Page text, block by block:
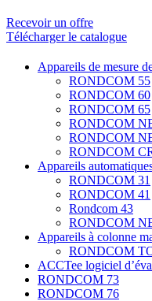
Recevoir un offre
Télécharger le catalogue
Appareils de mesure
RONDCOM 55
RONDCOM 60
RONDCOM 65
RONDCOM
RONDCOM
RONDCOM
Appareils
RONDCOM 31
RONDCOM 41
Rondcom 43
RONDCOM
Appareils à colonne
RONDCOM
ACCTee logiciel
RONDCOM 73
RONDCOM 76